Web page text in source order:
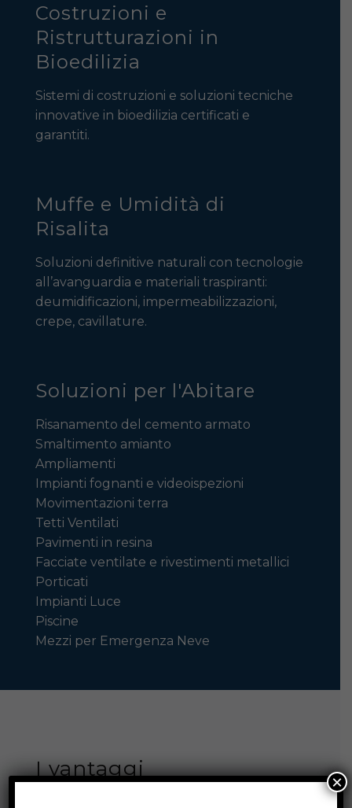
Costruzioni e
Ristrutturazioni in
Bioedilizia
Sistemi di costruzioni e soluzioni tecniche
innovative in bioedilizia certificati e
garantiti.
Muffe e Umidità di
Risalita
Soluzioni definitive naturali con tecnologie
all’avanguardia e materiali traspiranti:
deumidificazioni, impermeabilizzazioni,
crepe, cavillature.
Soluzioni per l'Abitare
Risanamento del cemento armato
Smaltimento amianto
Ampliamenti
Impianti fognanti e videoispezioni
Movimentazioni terra
Tetti Ventilati
Pavimenti in resina
Facciate ventilate e rivestimenti metallici
Porticati
Impianti Luce
Piscine
Mezzi per Emergenza Neve
I vantaggi
×